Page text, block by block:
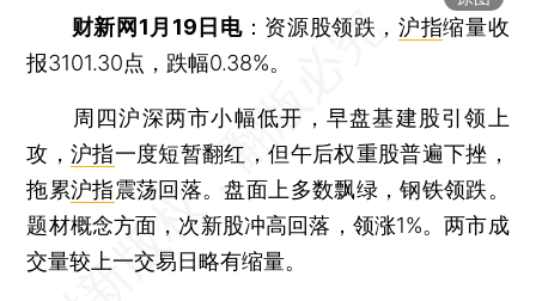
财新网1月19日电：资源股领跌，沪指缩量收
报3101.30点，跌幅0.38%。
周四沪深两市小幅低开，早盘基建股引领上
攻，沪指一度短暂翻红，但午后权重股普遍下挫，
拖累沪指震荡回落。盘面上多数飘绿，钢铁领跌。
题材概念方面，次新股冲高回落，领涨1%。两市成
交量较上一交易日略有缩量。